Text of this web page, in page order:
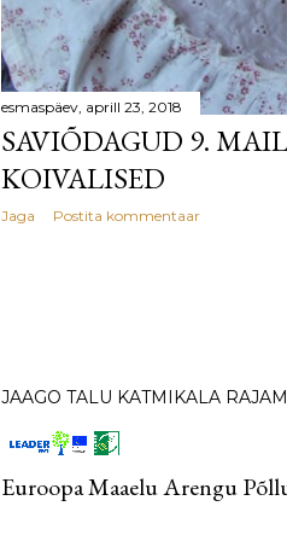
esmaspäev, aprill 23, 2018
SAVIÕDAGUD 9.
KOIVALISED
Jaga Postita kommentaar
JAAGO TALU KATMIKALA
Euroopa Maaelu Arengu